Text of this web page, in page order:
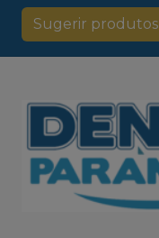
Sugerir produtos